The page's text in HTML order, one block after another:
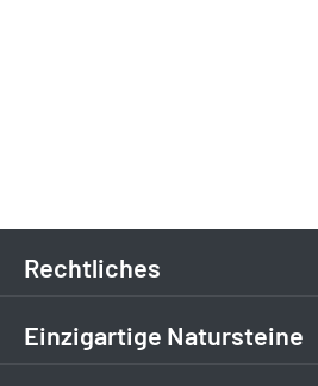
Rechtliches
Einzigartige Natursteine